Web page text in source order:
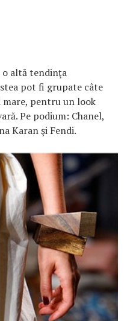
o altă tendinţa
pot fi grupate câte
pentru un look
Pe podium: Chanel,
Karan şi Fendi.